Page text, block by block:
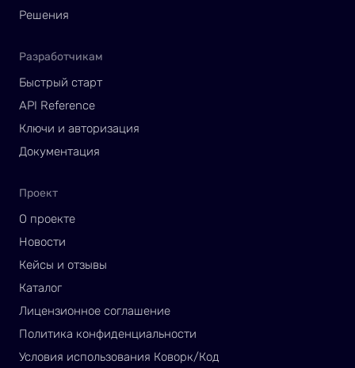
Решения
Разработчикам
Быстрый старт
API Reference
Ключи и авторизация
Документация
Проект
О проекте
Новости
Кейсы и отзывы
Каталог
Лицензионное соглашение
Политика конфиденциальности
Условия использования Коворк/Код